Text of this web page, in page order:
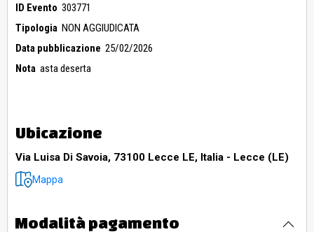
ID Evento 303771
Tipologia NON AGGIUDICATA
Data pubblicazione 25/02/2026
Nota asta deserta
Ubicazione
Via Luisa Di Savoia, 73100 Lecce LE, Italia - Lecce (LE)
Mappa
Modalità pagamento